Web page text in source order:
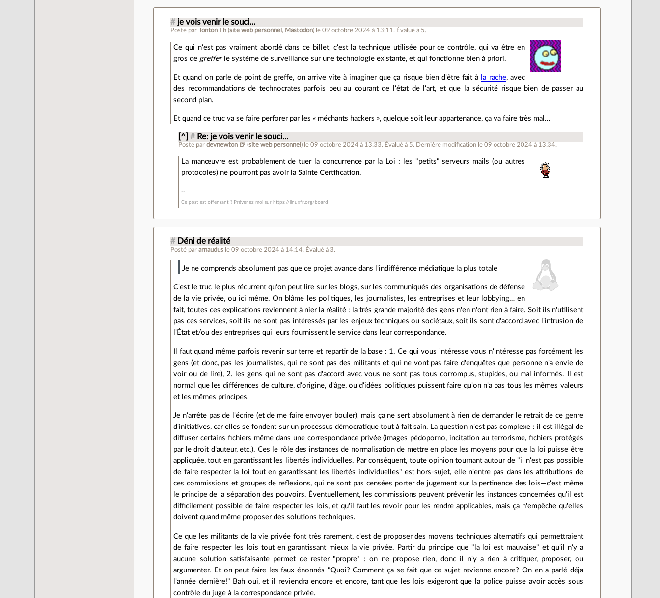
# je vois venir le souci...
Posté parTonton Th (site web personnel , Mastodon) le 09 octobre 2024 à 13:11 . Évalué à 5.
Ce qui n'est pas vraiment abordé dans ce billet, c'est la technique utilisée pour ce contrôle, qui va être en
gros de grefferle système de surveillance sur une technologie existante, et qui fonctionne bien à priori.
Et quand on parle de point de greffe, on arrive vite à imaginer que ça risque bien d'être fait à la rache, avec
des recommandations de technocrates parfois peu au courant de l'état de l'art, et que la sécurité risque bien de passer au
second plan.
Et quand ce truc va se faire perforer par les « méchants hackers », quelque soit leur appartenance, ça va faire très mal…
[^] # Re: je vois venir le souci...
Posté pardevnewton 🍺 (site web personnel ) le 09 octobre 2024 à 13:33. Évalué à 5. Dernière modification le 09 octobre 2024 à 13:34.
La manœuvre est probablement de tuer la concurrence par la Loi : les "petits" serveurs mails (ou autres
protocoles) ne pourront pas avoir la Sainte Certification.
Ce post est offensant ? Prévenez moi sur https://linuxfr.org/board
# Déni de réalité
Posté pararnaudus le 09 octobre 2024 à 14:14. Évalué à 3.
Je ne comprends absolument pas que ce projet avance dans l'indifférence médiatique la plus totale
C'est le truc le plus récurrent qu'on peut lire sur les blogs, sur les communiqués des organisations de défense
de la vie privée, ou ici même. On blâme les politiques, les journalistes, les entreprises et leur lobbying… en
fait, toutes ces explications reviennent à nier la réalité : la très grande majorité des gens n'en n'ont rien à faire. Soit ils n'utilisent
pas ces services, soit ils ne sont pas intéressés par les enjeux techniques ou sociétaux, soit ils sont d'accord avec l'intrusion de
l'État et/ou des entreprises qui leurs fournissent le service dans leur correspondance.
Il faut quand même parfois revenir sur terre et repartir de la base : 1. Ce qui vous intéresse vous n'intéresse pas forcément les
gens (et donc, pas les journalistes, qui ne sont pas des militants et qui ne vont pas faire d'enquêtes que personne n'a envie de
voir ou de lire), 2. les gens qui ne sont pas d'accord avec vous ne sont pas tous corrompus, stupides, ou mal informés. Il est
normal que les différences de culture, d'origine, d'âge, ou d'idées politiques puissent faire qu'on n'a pas tous les mêmes valeurs
et les mêmes principes.
Je n'arrête pas de l'écrire (et de me faire envoyer bouler), mais ça ne sert absolument à rien de demander le retrait de ce genre
d'initiatives, car elles se fondent sur un processus démocratique tout à fait sain. La question n'est pas complexe : il est illégal de
diffuser certains fichiers même dans une correspondance privée (images pédoporno, incitation au terrorisme, fichiers protégés
par le droit d'auteur, etc.). Ces le rôle des instances de normalisation de mettre en place les moyens pour que la loi puisse être
appliquée, tout en garantissant les libertés individuelles. Par conséquent, toute opinion tournant autour de "il n'est pas possible
de faire respecter la loi tout en garantissant les libertés individuelles" est hors-sujet, elle n'entre pas dans les attributions de
ces commissions et groupes de reflexions, qui ne sont pas censées porter de jugement sur la pertinence des lois—c'est même
le principe de la séparation des pouvoirs. Éventuellement, les commissions peuvent prévenir les instances concernées qu'il est
difficilement possible de faire respecter les lois, et qu'il faut les revoir pour les rendre applicables, mais ça n'empêche qu'elles
doivent quand même proposer des solutions techniques.
Ce que les militants de la vie privée font très rarement, c'est de proposer des moyens techniques alternatifs qui permettraient
de faire respecter les lois tout en garantissant mieux la vie privée. Partir du principe que "la loi est mauvaise" et qu'il n'y a
aucune solution satisfaisante permet de rester "propre" : on ne propose rien, donc il n'y a rien à critiquer, proposer, ou
argumenter. Et on peut faire les faux énonnés "Quoi? Comment ça se fait que ce sujet revienne encore? On en a parlé déja
l'année dernière!" Bah oui, et il reviendra encore et encore, tant que les lois exigeront que la police puisse avoir accès sous
contrôle du juge à la correspondance privée.